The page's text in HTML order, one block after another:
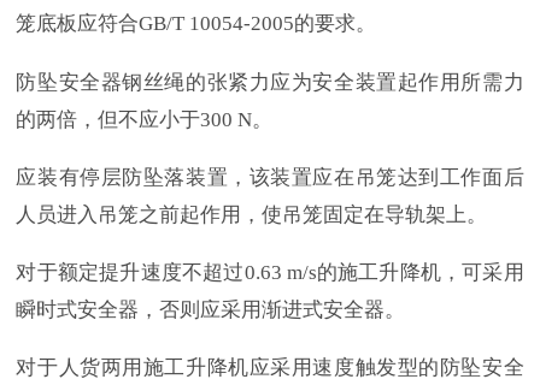
笼底板应符合GB/T 10054-2005的要求。
防坠安全器钢丝绳的张紧力应为安全装置起作用所需力
的两倍，但不应小于300 N。
应装有停层防坠落装置，该装置应在吊笼达到工作面后
人员进入吊笼之前起作用，使吊笼固定在导轨架上。
对于额定提升速度不超过0.63 m/s的施工升降机，可采用
瞬时式安全器，否则应采用渐进式安全器。
对于人货两用施工升降机应采用速度触发型的防坠安全